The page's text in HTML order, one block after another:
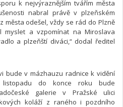
k nejvýraznějším tvářím města
nabral právě v plzeňském
města odešel, vždy se rád do Plzně
myslet a vzpomínat na Miroslava
a plzeňští diváci,“ dodal ředitel
bude v mázhauzu radnice k vidění
do konce roku bude
galerie v Pražské ulici
koláží z raného i pozdního